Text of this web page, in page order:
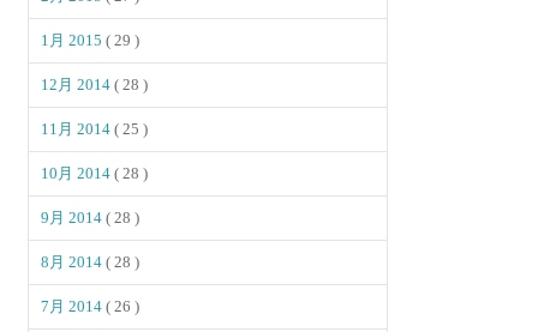
1月 2015( 29 )
12月 2014( 28 )
11月 2014( 25 )
10月 2014( 28 )
9月 2014( 28 )
8月 2014( 28 )
7月 2014( 26 )